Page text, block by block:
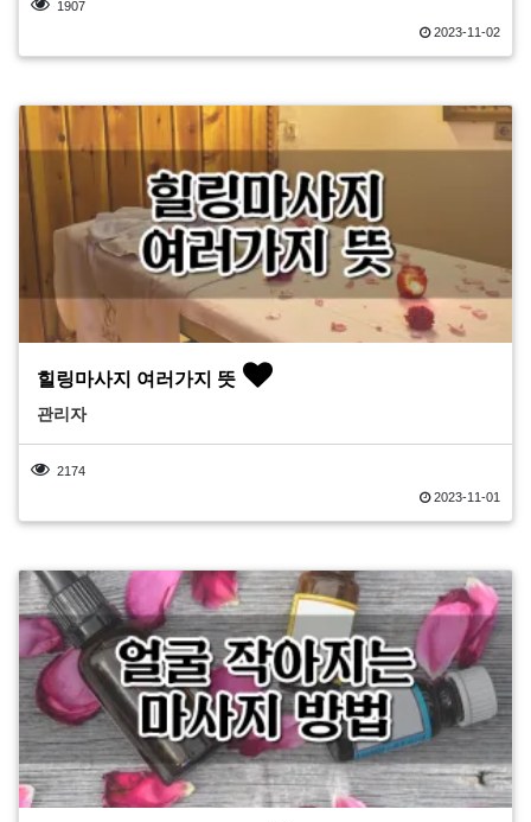
1907
2023-11-02
힐링마사지 여러가지 뜻
관리자
2174
2023-11-01